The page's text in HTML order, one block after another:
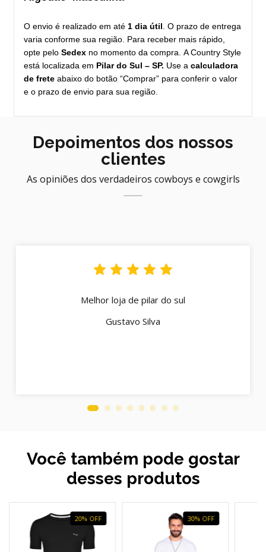
O envio é realizado em até 1 dia útil . O prazo de entrega
varia conforme sua região. Para receber mais rápido,
opte pelo Sedex no momento da compra. A Country Style
está localizada em Pilar do Sul – SP. Use a calculadora
de frete abaixo do botão “Comprar” para conferir o valor
e o prazo de envio para sua região.
Depoimentos dos nossos
clientes
As opiniões dos verdadeiros cowboys e cowgirls
Melhor loja de pilar do sul
Gustavo Silva
Você também pode gostar
desses produtos
20% OFF 30% OFF